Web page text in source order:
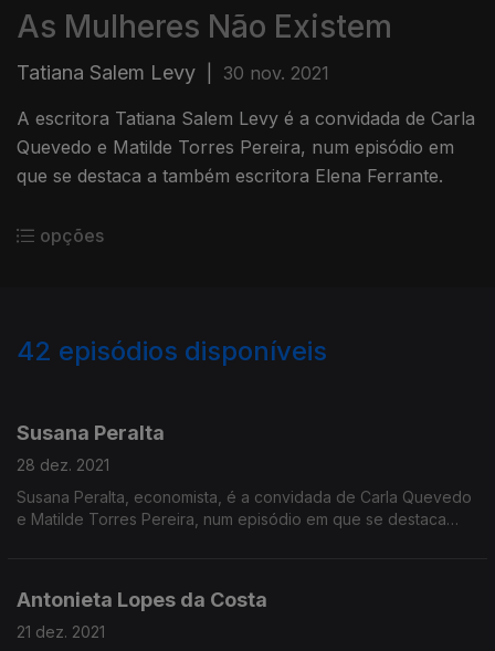
As Mulheres Não Existem
Tatiana Salem Levy 30 nov. 2021
A escritora Tatiana Salem Levy é a convidada de Carla
Quevedo e Matilde Torres Pereira, num episódio em
que se destaca a também escritora Elena Ferrante.
opções
42 episódios disponíveis
Susana Peralta
28 dez. 2021
Susana Peralta, economista, é a convidada de Carla Quevedo
e Matilde Torres Pereira, num episódio em que se destaca
Antonieta Lopes da Costa
21 dez. 2021